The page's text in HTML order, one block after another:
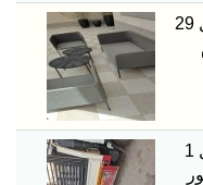
قبل 29
قبل 1